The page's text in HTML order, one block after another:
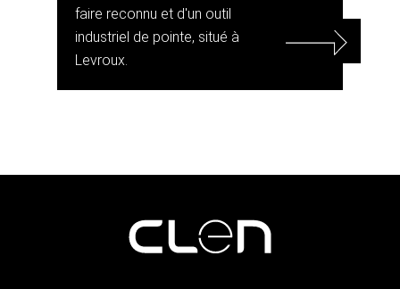
faire reconnu et d'un outil
industriel de pointe, situé à
Levroux.